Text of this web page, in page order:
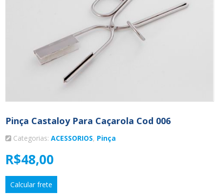
Pinça Castaloy Para Caçarola Cod 006
Categorias: ACESSORIOS, Pinça
R$48,00
Calcular frete